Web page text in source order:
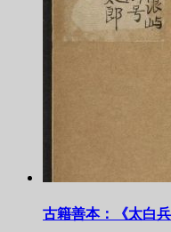
古籍善本：《太白